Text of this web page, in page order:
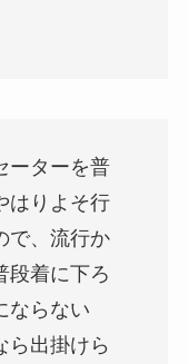
ーターを普
はりよそ行
で、流行か
段着に下ろ
ならない
ら出掛けら